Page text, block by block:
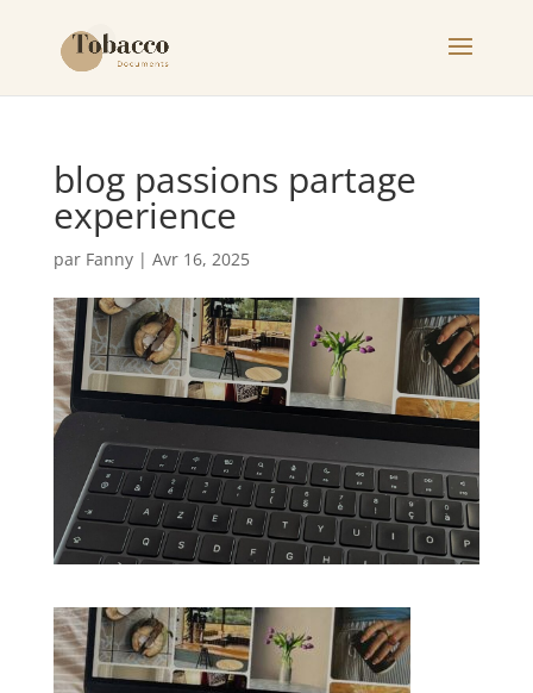
blog passions partage
experience
par Fanny| Avr 16, 2025